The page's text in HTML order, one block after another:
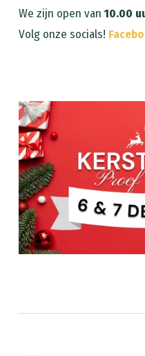
We zijn open van10.00
Volg onze socials!